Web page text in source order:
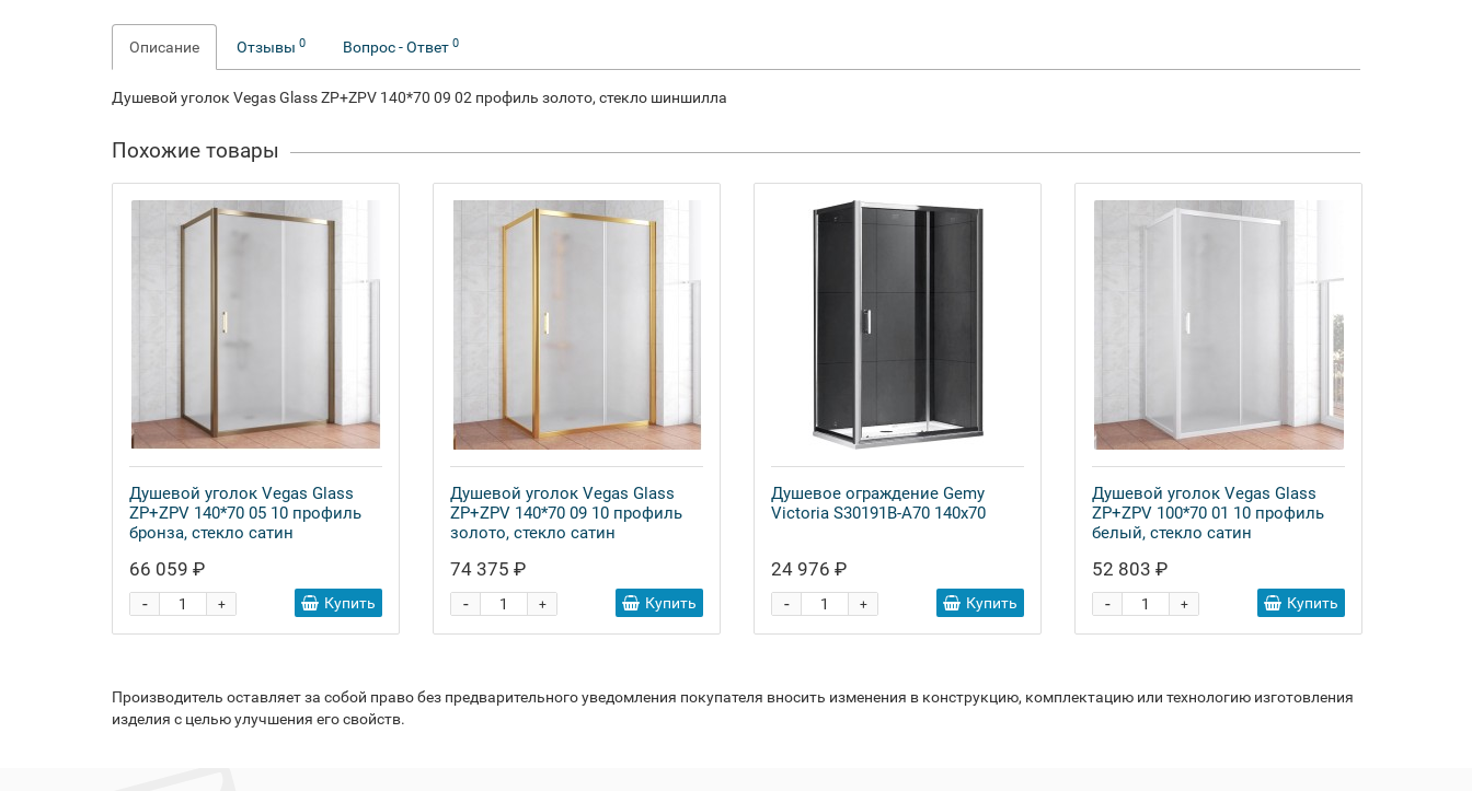
Описание Отзывы 0 Вопрос - Ответ 0
Душевой уголок Vegas Glass ZP+ZPV 140*70 09 02 профиль золото, стекло шиншилла
Похожие товары
Душевой уголок Vegas Glass
ZP+ZPV 140*70 05 10 профиль
бронза, стекло сатин
66 059 ₽
+
- Купить
Душевой уголок Vegas Glass
ZP+ZPV 140*70 09 10 профиль
золото, стекло сатин
74 375 ₽
+
- Купить
Душевое ограждение Gemy
Victoria S30191B-A70 140x70
24 976 ₽
+
- Купить
Душевой уголок Vegas Glass
ZP+ZPV 100*70 01 10 профиль
белый, стекло сатин
52 803 ₽
+
- Купить
Производитель оставляет за собой право без предварительного уведомления покупателя вносить изменения в конструкцию, комплектацию или технологию изготовления
изделия с целью улучшения его свойств.